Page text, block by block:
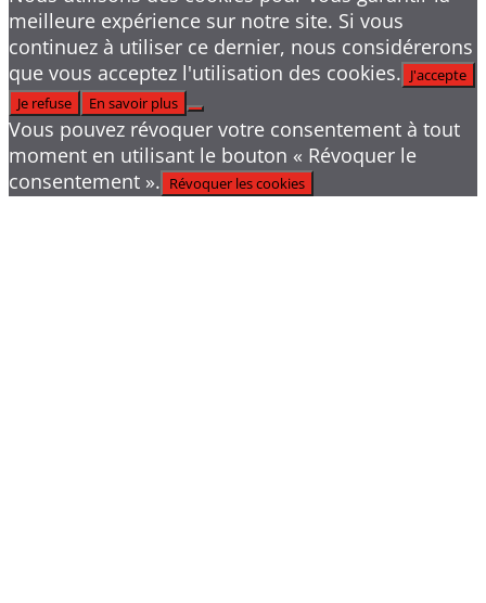
meilleure expérience sur notre site. Si vous
continuez à utiliser ce dernier, nous considérerons
que vous acceptez l'utilisation des cookies. J'accepte
Je refuse
En savoir plus
Vous pouvez révoquer votre consentement à tout
moment en utilisant le bouton « Révoquer le
consentement ». Révoquer les cookies